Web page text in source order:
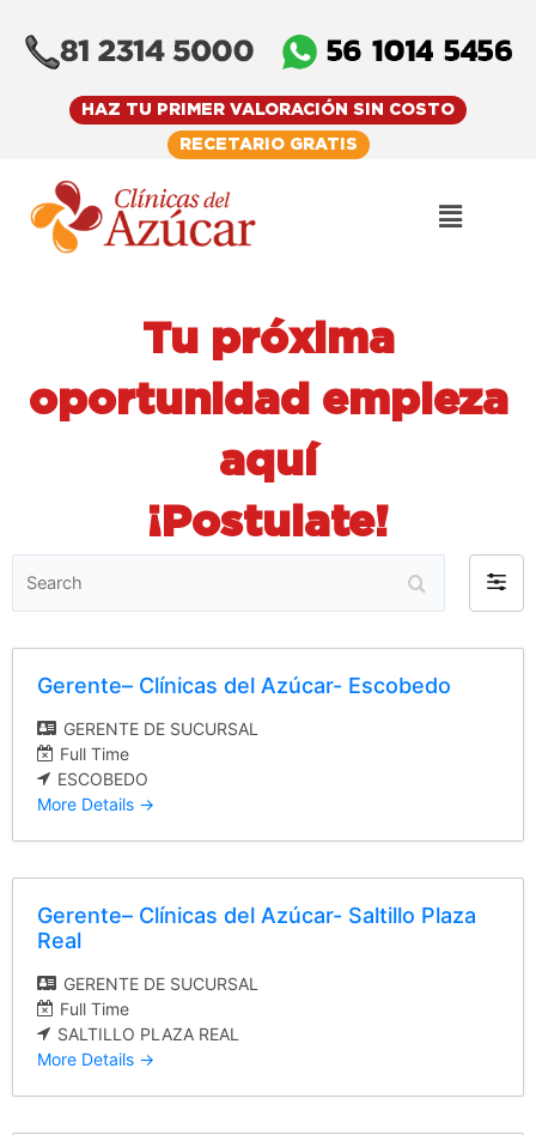
content
HAZ TU PRIMER VALORACIÓN SIN COSTO
RECETARIO GRATIS
Menu
Tu próxima
oportunidad empieza
aquí
¡Postulate!
Filter
by
Gerente– Clínicas del Azúcar- Escobedo
GERENTE DE SUCURSAL
Full Time
ESCOBEDO
More Details
Gerente– Clínicas del Azúcar- Saltillo Plaza
Real
GERENTE DE SUCURSAL
Full Time
SALTILLO PLAZA REAL
More Details